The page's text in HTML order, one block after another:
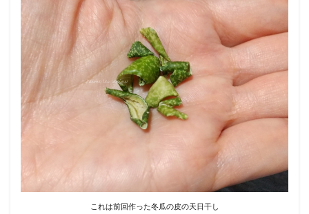
これは前回作った冬瓜の皮の天日干し